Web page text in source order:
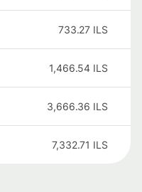
733.27 ILS
1,466.54 ILS
3,666.36 ILS
7,332.71 ILS